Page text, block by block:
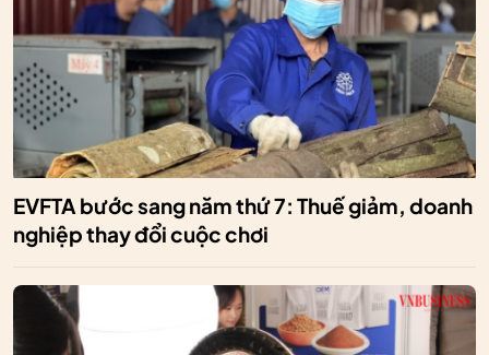
EVFTA bước sang năm thứ 7: Thuế giảm, doanh
nghiệp thay đổi cuộc chơi